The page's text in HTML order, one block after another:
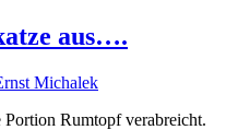
aus….
Michalek
Rumtopf verabreicht.